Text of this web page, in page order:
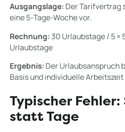
Ausgangslage: Der Tarifvertrag
eine 5-Tage-Woche vor.
Rechnung: 30 Urlaubstage / 5 ×
Urlaubstage
Ergebnis: Der Urlaubsanspruch
Basis und individuelle
Typischer Fehler:
statt Tage